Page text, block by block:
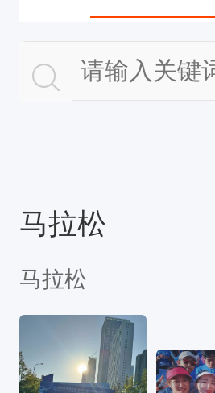
马拉松
马拉松